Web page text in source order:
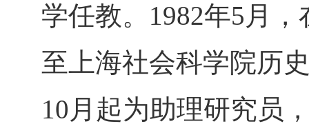
学任教。1982年5月
至上海社会科学院历
10月起为助理研究员